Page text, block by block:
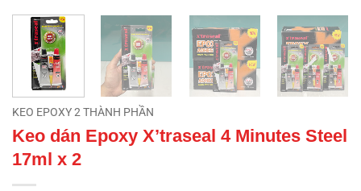
KEO EPOXY 2 THÀNH PHẦN
Keo dán Epoxy X’traseal 4 Minutes Steel
17ml x 2